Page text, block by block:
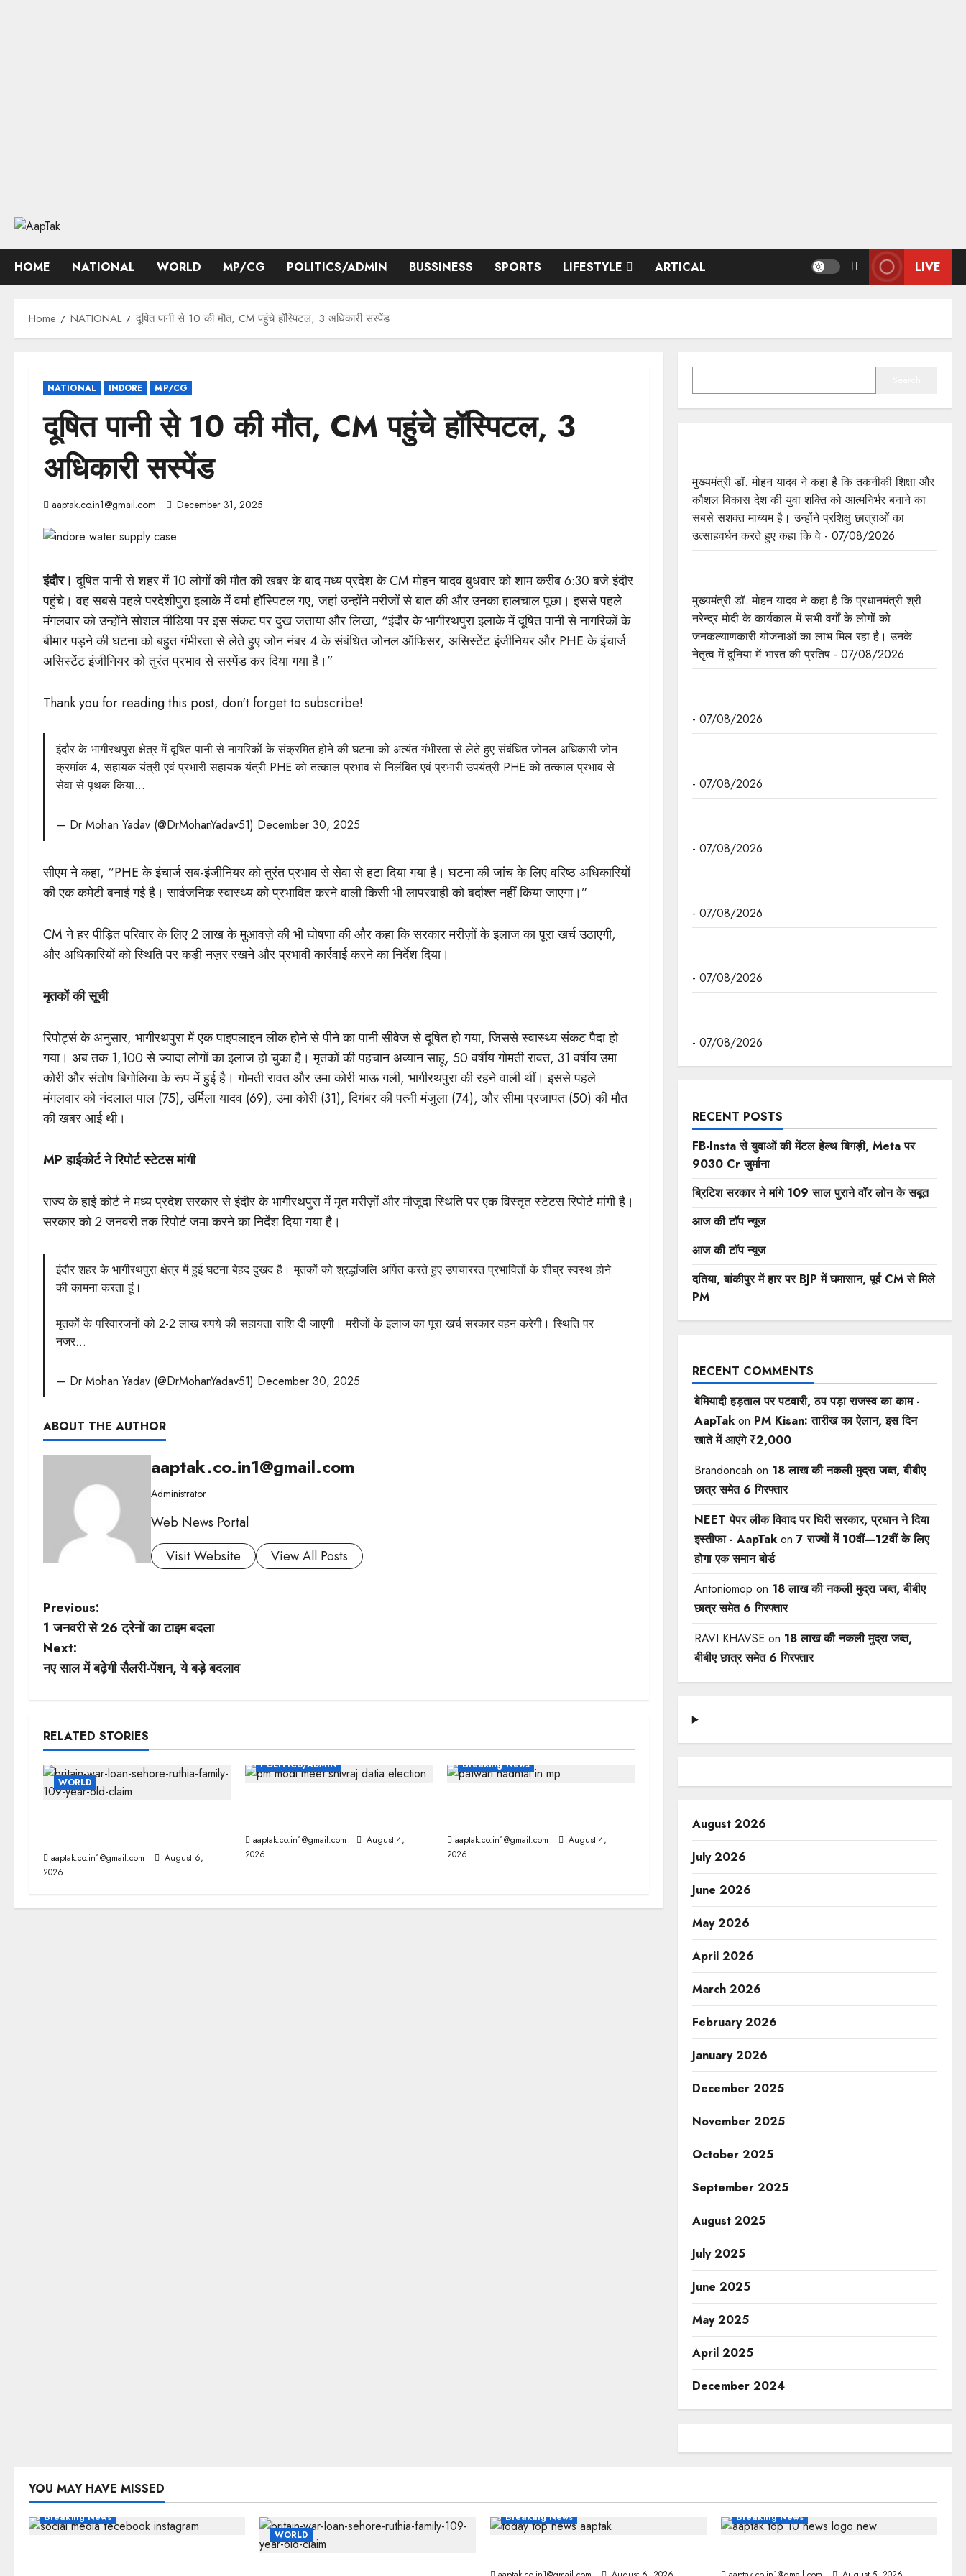
content
HOME
NATIONAL WORLD MP/CG POLITICS/ADMIN BUSSINESS SPORTS LIFESTYLE ARTICAL LIVE
Home NATIONAL दूषित पानी से 10 की मौत, CM पहुंचे हॉस्पिटल, 3 अधिकारी सस्पेंड
NATIONAL INDORE MP/CG
दूषित पानी से 10 की मौत, CM पहुंचे हॉस्पिटल, 3
अधिकारी सस्पेंड
aaptak.co.in1@gmail.com December 31, 2025
इंदौर। दूषित पानी से शहर में 10 लोगों की मौत की खबर के बाद मध्य प्रदेश के CM मोहन यादव बुधवार को शाम करीब 6:30 बजे इंदौर
पहुंचे। वह सबसे पहले परदेशीपुरा इलाके में वर्मा हॉस्पिटल गए, जहां उन्होंने मरीजों से बात की और उनका हालचाल पूछा। इससे पहले
मंगलवार को उन्होंने सोशल मीडिया पर इस संकट पर दुख जताया और लिखा, “इंदौर के भागीरथपुरा इलाके में दूषित पानी से नागरिकों के
बीमार पड़ने की घटना को बहुत गंभीरता से लेते हुए जोन नंबर 4 के संबंधित जोनल ऑफिसर, असिस्टेंट इंजीनियर और PHE के इंचार्ज
असिस्टेंट इंजीनियर को तुरंत प्रभाव से सस्पेंड कर दिया गया है।”
Thank you for reading this post, don't forget to subscribe!
इंदौर के भागीरथपुरा क्षेत्र में दूषित पानी से नागरिकों के संक्रमित होने की घटना को अत्यंत गंभीरता से लेते हुए संबंधित जोनल अधिकारी जोन
क्रमांक 4, सहायक यंत्री एवं प्रभारी सहायक यंत्री PHE को तत्काल प्रभाव से निलंबित एवं प्रभारी उपयंत्री PHE को तत्काल प्रभाव से
सेवा से पृथक किया…
— Dr Mohan Yadav (@DrMohanYadav51) December 30, 2025
सीएम ने कहा, “PHE के इंचार्ज सब-इंजीनियर को तुरंत प्रभाव से सेवा से हटा दिया गया है। घटना की जांच के लिए वरिष्ठ अधिकारियों
की एक कमेटी बनाई गई है। सार्वजनिक स्वास्थ्य को प्रभावित करने वाली किसी भी लापरवाही को बर्दाश्त नहीं किया जाएगा।”
CM ने हर पीड़ित परिवार के लिए 2 लाख के मुआवज़े की भी घोषणा की और कहा कि सरकार मरीज़ों के इलाज का पूरा खर्च उठाएगी,
और अधिकारियों को स्थिति पर कड़ी नज़र रखने और प्रभावी कार्रवाई करने का निर्देश दिया।
मृतकों की सूची
रिपोर्ट्स के अनुसार, भागीरथपुरा में एक पाइपलाइन लीक होने से पीने का पानी सीवेज से दूषित हो गया, जिससे स्वास्थ्य संकट पैदा हो
गया। अब तक 1,100 से ज्यादा लोगों का इलाज हो चुका है। मृतकों की पहचान अव्यान साहू, 50 वर्षीय गोमती रावत, 31 वर्षीय उमा
कोरी और संतोष बिगोलिया के रूप में हुई है। गोमती रावत और उमा कोरी भाऊ गली, भागीरथपुरा की रहने वाली थीं। इससे पहले
मंगलवार को नंदलाल पाल (75), उर्मिला यादव (69), उमा कोरी (31), दिगंबर की पत्नी मंजुला (74), और सीमा प्रजापत (50) की मौत
की खबर आई थी।
MP हाईकोर्ट ने रिपोर्ट स्टेटस मांगी
राज्य के हाई कोर्ट ने मध्य प्रदेश सरकार से इंदौर के भागीरथपुरा में मृत मरीज़ों और मौजूदा स्थिति पर एक विस्तृत स्टेटस रिपोर्ट मांगी है।
सरकार को 2 जनवरी तक रिपोर्ट जमा करने का निर्देश दिया गया है।
इंदौर शहर के भागीरथपुरा क्षेत्र में हुई घटना बेहद दुखद है। मृतकों को श्रद्धांजलि अर्पित करते हुए उपचाररत प्रभावितों के शीघ्र स्वस्थ होने
की कामना करता हूं।
मृतकों के परिवारजनों को 2-2 लाख रुपये की सहायता राशि दी जाएगी। मरीजों के इलाज का पूरा खर्च सरकार वहन करेगी। स्थिति पर
नजर…
— Dr Mohan Yadav (@DrMohanYadav51) December 30, 2025
ABOUT THE AUTHOR
aaptak.co.in1@gmail.com
Administrator
Web News Portal
Visit Website
View All Posts
P
o
s
n
a
v
g
a
t
Previous:
1 जनवरी से 26 ट्रेनों का टाइम बदला
Next:
नए साल में बढ़ेगी सैलरी-पेंशन, ये बड़े बदलाव
RELATED STORIES
WORLD
aaptak.co.in1@gmail.com
August 6,
2026
POLITICS/ADMIN
aaptak.co.in1@gmail.com
August 4,
2026
Breaking News
aaptak.co.in1@gmail.com
August 4,
2026
मुख्यमंत्री डॉ. मोहन यादव ने कहा है कि तकनीकी शिक्षा और
कौशल विकास देश की युवा शक्ति को आत्मनिर्भर बनाने का
सबसे सशक्त माध्यम है। उन्होंने प्रशिक्षु छात्राओं का
उत्साहवर्धन करते हुए कहा कि वे - 07/08/2026
मुख्यमंत्री डॉ. मोहन यादव ने कहा है कि प्रधानमंत्री श्री
नरेन्द्र मोदी के कार्यकाल में सभी वर्गों के लोगों को
जनकल्याणकारी योजनाओं का लाभ मिल रहा है। उनके
नेतृत्व में दुनिया में भारत की प्रतिष - 07/08/2026
- 07/08/2026
- 07/08/2026
- 07/08/2026
- 07/08/2026
- 07/08/2026
- 07/08/2026
RECENT POSTS
FB-Insta से युवाओं की मेंटल हेल्थ बिगड़ी, Meta पर
9030 Cr जुर्माना
ब्रिटिश सरकार ने मांगे 109 साल पुराने वॉर लोन के सबूत
आज की टॉप न्यूज
आज की टॉप न्यूज
दतिया, बांकीपुर में हार पर BJP में घमासान, पूर्व CM से मिले
PM
RECENT COMMENTS
बेमियादी हड़ताल पर पटवारी, ठप पड़ा राजस्व का काम -
AapTakon PM Kisan: तारीख का ऐलान, इस दिन
खाते में आएंगे ₹2,000
Brandoncah on 18 लाख की नकली मुद्रा जब्त, बीबीए
छात्र समेत 6 गिरफ्तार
NEET पेपर लीक विवाद पर घिरी सरकार, प्रधान ने दिया
इस्तीफा - AapTakon 7 राज्यों में 10वीं—12वीं ​के लिए
होगा एक समान बोर्ड
Antoniomop on 18 लाख की नकली मुद्रा जब्त, बीबीए
छात्र समेत 6 गिरफ्तार
RAVI KHAVSEon 18 लाख की नकली मुद्रा जब्त,
बीबीए छात्र समेत 6 गिरफ्तार
August 2026
July 2026
June 2026
May 2026
April 2026
March 2026
February 2026
January 2026
December 2025
November 2025
October 2025
September 2025
August 2025
July 2025
June 2025
May 2025
April 2025
December 2024
YOU MAY HAVE MISSED
Breaking News
WORLD
Breaking News Breaking News